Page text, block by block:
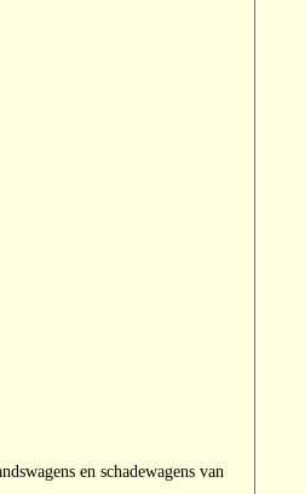
en schadewagens van